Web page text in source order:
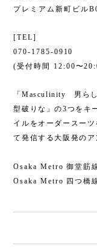
プレミアム新町ビル
[TEL]
070-1785-0910
(受付時間 12:00〜
「Masculinity 男ら
型破りな」の3つをキ
イルをオーダースー
て発信する大阪発の
Osaka Metro 御堂筋
Osaka Metro 四つ橋